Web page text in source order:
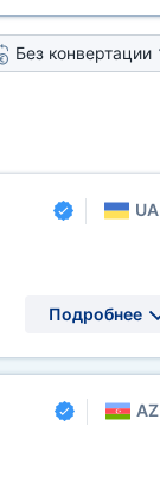
Без конвертации
UA
Подробнее
AZ